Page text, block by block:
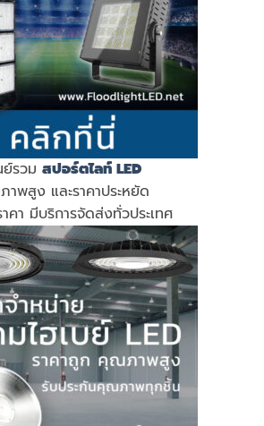
รวม สปอร์ตไลท์ LED
พสูง และราคาประหยัด
คา มีบริการจัดส่งทั่วประเทศ